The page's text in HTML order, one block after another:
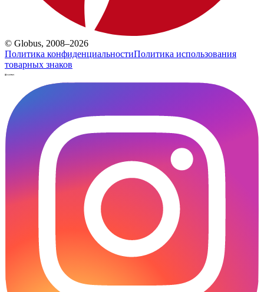
© Globus, 2008–2026
Политика конфиденциальностиПолитика использования
товарных знаков